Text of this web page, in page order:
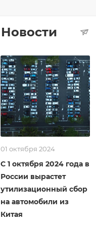
Новости
01 октября 2024
С 1 октября 2024 года в
России вырастет
утилизационный сбор
на автомобили из
Китая